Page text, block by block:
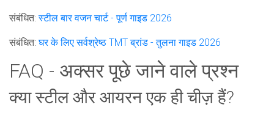
संबंधित:स्टील बार वजन चार्ट - पूर्ण गाइड 2026
संबंधित:घर के लिए सर्वश्रेष्ठ TMT ब्रांड - तुलना गाइड 2026
FAQ - अक्सर पूछे जाने वाले प्रश्न
क्या स्टील और आयरन एक ही चीज़ हैं?